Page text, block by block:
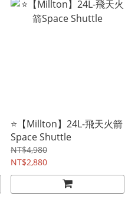
⭐【Millton】24L-飛天火箭
Space Shuttle
NT$4,980
NT$2,880